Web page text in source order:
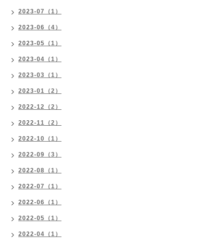
2023-07（1）
2023-06（4）
2023-05（1）
2023-04（1）
2023-03（1）
2023-01（2）
2022-12（2）
2022-11（2）
2022-10（1）
2022-09（3）
2022-08（1）
2022-07（1）
2022-06（1）
2022-05（1）
2022-04（1）